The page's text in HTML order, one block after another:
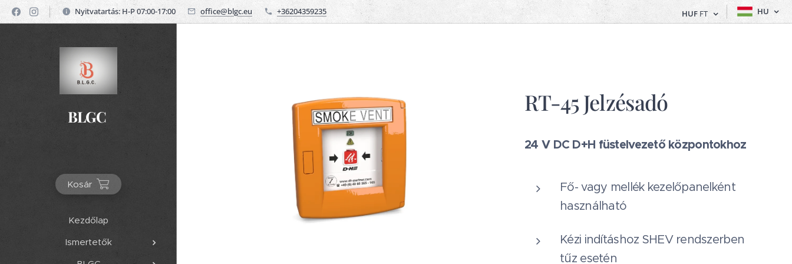
Nyitvatartás: H-P 07:00-17:00 office@blgc.eu +36204359235 HUFFT HU
BLGC
Kosár
Kezdőlap
Ismertetők
RT-45 Jelzésadó
24 V DC D+H füstelvezető központokhoz
Fő- vagy mellék kezelőpanelként
használható
Kézi indításhoz SHEV rendszerben
tűz esetén